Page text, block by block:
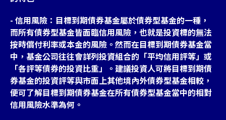
- 信用風險：目標到期債券基金屬於債券型基金的一種，
而所有債券型基金皆面臨信用風險，也就是投資標的無法
按時償付利率或本金的風險。然而在目標到期債券基金當
中，基金公司往往會詳列投資組合的「平均信用評等」或
「各評等債券的投資比重」。建議投資人可將目標到期債
券基金的投資評等與市面上其他境內外債券型基金相較，
便可了解目標到期債券基金在所有債券型基金當中的相對
信用風險水準為何。